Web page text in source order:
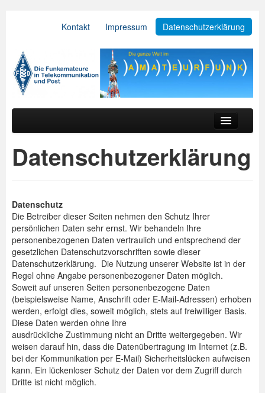
Kontakt Impressum Datenschutzerklärung
VFDB e.V.
Hauptmenü
Der Verein
BV & OV
Relais
Downloads
Spenden
Login
Datenschutzerklärung
Datenschutz
Die Betreiber dieser Seiten nehmen den Schutz Ihrer
persönlichen Daten sehr ernst. Wir behandeln Ihre
personenbezogenen Daten vertraulich und entsprechend der
gesetzlichen Datenschutzvorschriften sowie dieser
Datenschutzerklärung. Die Nutzung unserer Website ist in der
Regel ohne Angabe personenbezogener Daten möglich.
Soweit auf unseren Seiten personenbezogene Daten
(beispielsweise Name, Anschrift oder E-Mail-Adressen) erhoben
werden, erfolgt dies, soweit möglich, stets auf freiwilliger Basis.
Diese Daten werden ohne Ihre
ausdrückliche Zustimmung nicht an Dritte weitergegeben. Wir
weisen darauf hin, dass die Datenübertragung im Internet (z.B.
bei der Kommunikation per E-Mail) Sicherheitslücken aufweisen
kann. Ein lückenloser Schutz der Daten vor dem Zugriff durch
Dritte ist nicht möglich.